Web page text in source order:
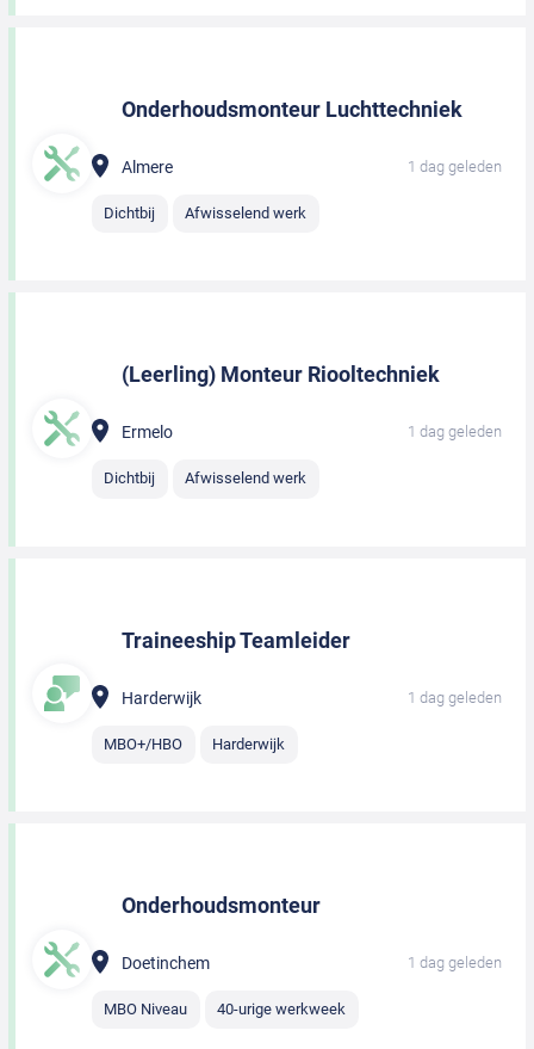
Onderhoudsmonteur Luchttechniek
Almere 1 dag geleden
Dichtbij Afwisselend werk
(Leerling) Monteur Riooltechniek
Ermelo 1 dag geleden
Dichtbij Afwisselend werk
Traineeship Teamleider
Harderwijk 1 dag geleden
MBO+/HBO Harderwijk
Onderhoudsmonteur
Doetinchem 1 dag geleden
MBO Niveau 40-urige werkweek